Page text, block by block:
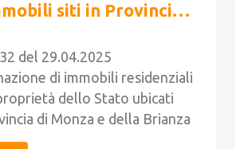
siti in Provincia
del 29.04.2025
di immobili residenziali
dello Stato ubicati
di Monza e della Brianza